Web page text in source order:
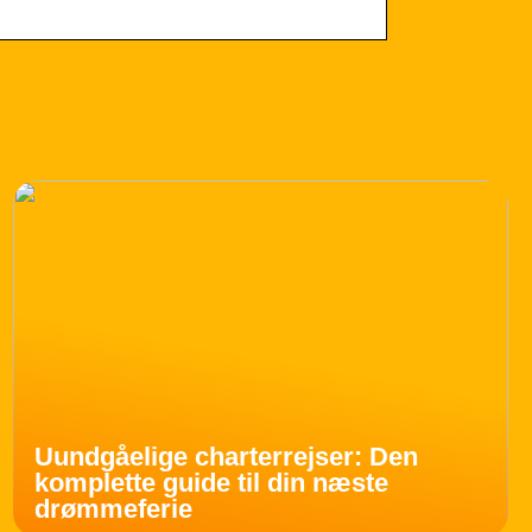
Uundgåelige charterrejser: Den
komplette guide til din næste
drømmeferie